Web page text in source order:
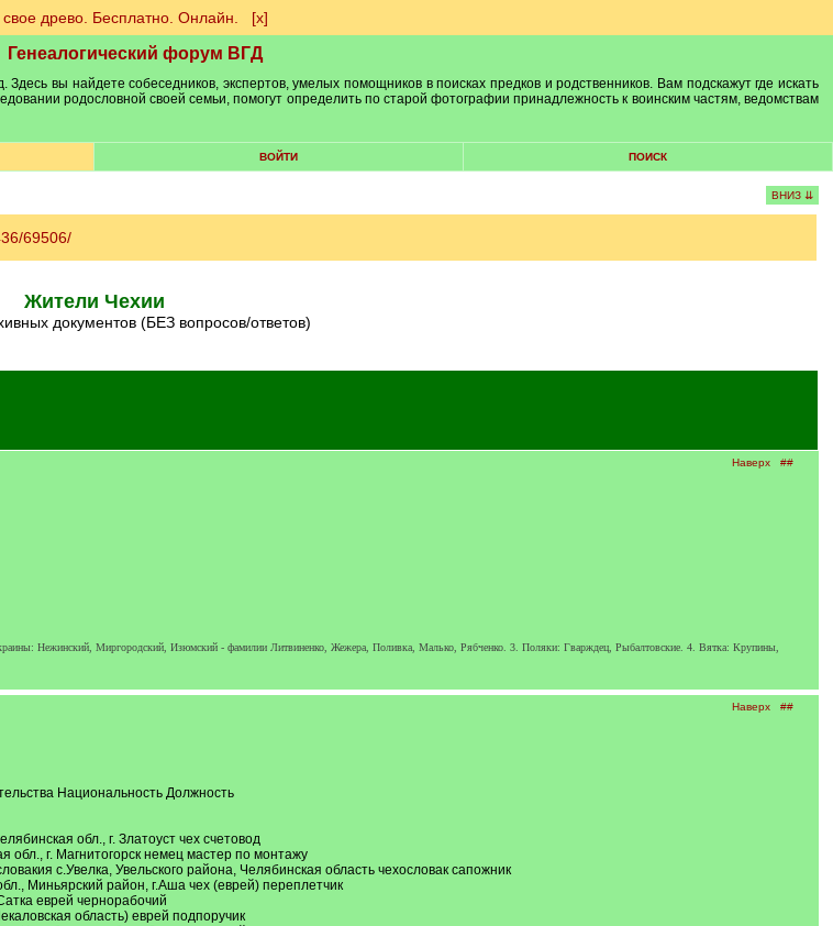
древо. Бесплатно. Онлайн. [х]
Генеалогический форум ВГД
вы найдете собеседников, экспертов, умелых помощников в поисках предков и родственников. Вам подскажут где искать
родословной своей семьи, помогут определить по старой фотографии принадлежность к воинским частям, ведомствам
ВОЙТИ ПОИСК
ВНИЗ ⇊
69506/
Жители Чехии
документов (БЕЗ вопросов/ответов)
Наверх ##
Нежинский, Миргородский, Изюмский - фамилии Литвиненко, Жежера, Поливка, Малько, Рябченко. 3. Поляки: Гварждец, Рыбалтовские. 4. Вятка: Крупины,
Наверх ##
Национальность Должность
обл., г. Златоуст чех счетовод
г. Магнитогорск немец мастер по монтажу
с.Увелка, Увельского района, Челябинская область чехословак сапожник
Миньярский район, г.Аша чех (еврей) переплетчик
еврей чернорабочий
область) еврей подпоручик